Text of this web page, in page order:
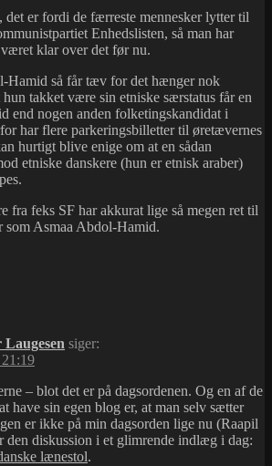
det er fordi de færreste mennesker lytter til
Enhedslisten, så man har
klar over det før nu.
Hamid så får tæv for det hænger nok
hun takket være sin etniske særstatus får en
end nogen anden folketingskandidat i
har flere parkeringsbilletter til øretævernes
hurtigt blive enige om at en sådan
etniske danskere (hun er etnisk araber)
fra feks SF har akkurat lige så megen ret til
som Asmaa Abdol-Hamid.
Laugesen siger:
– blot det er på dagsordenen. Og en af de
have sin egen blog er, at man selv sætter
er ikke på min dagsorden lige nu (Raapil
den diskussion i et glimrende indlæg i dag:
lænestol.